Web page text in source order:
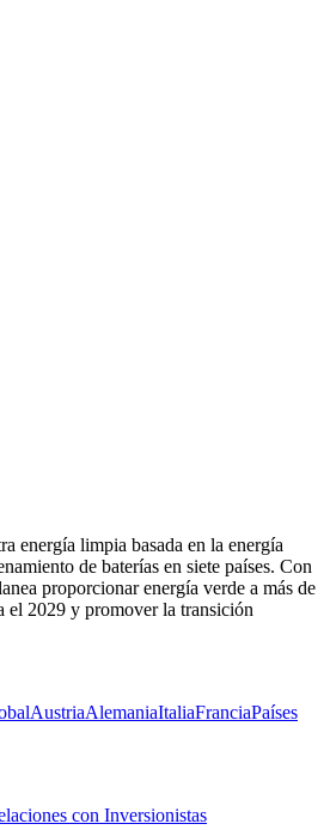
energía limpia basada en la energía
de baterías en siete países. Con
proporcionar energía verde a más de
el 2029 y promover la transición
AustriaAlemaniaItaliaFranciaPaíses
con Inversionistas